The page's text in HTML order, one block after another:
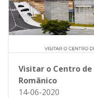
Visitar o Centro
Românico
14-06-2020